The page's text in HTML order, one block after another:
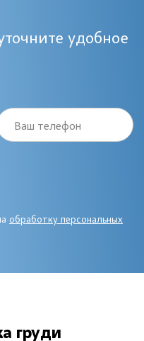
удобное
Ваш телефон
обработку персональных
груди